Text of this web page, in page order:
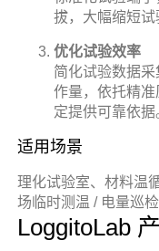
拔，大幅缩短试
优化试验效率
简化试验数据
作量，依托精
定提供可靠依据
适用场景
理化试验室、材料温
场临时测温 / 电量巡检
LoggitoLab